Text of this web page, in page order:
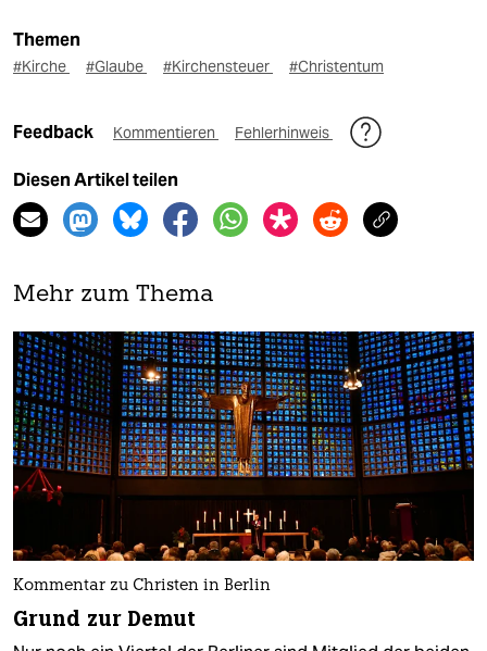
Themen
#Kirche #Glaube #Kirchensteuer #Christentum
Feedback Kommentieren Fehlerhinweis
Diesen Artikel teilen
Mehr zum Thema
Kommentar zu Christen in Berlin
Grund zur Demut